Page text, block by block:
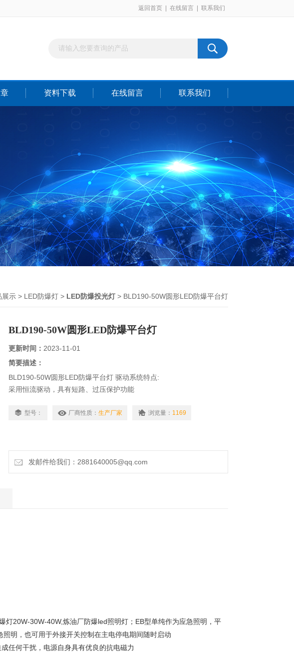
返回首页 在线留言 联系我们
资料下载 在线留言 联系我们
展示 > LED防爆灯 > LED防爆投光灯 > BLD190-50W圆形LED防爆平台灯
BLD190-50W圆形LED防爆平台灯
更新时间： 2023-11-01
简要描述：
BLD190-50W圆形LED防爆平台灯 驱动系统特点:
采用恒流驱动，具有短路、过压保护功能
40W,炼油厂防爆led照明灯；EB型单纯作为应急照明，平时处于关闭状
型号： 厂商性质： 生产厂家 浏览量： 1169
发邮件给我们：2881640005@qq.com
灯20W-30W-40W,炼油厂防爆led照明灯；EB型单纯作为应急照明，平
明，也可用于外接开关控制在主电停电期间随时启动
任何干扰，电源自身具有优良的抗电磁力